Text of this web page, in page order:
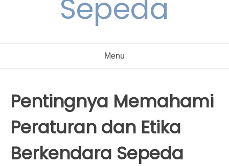
Sepeda
Menu
Pentingnya Memahami
Peraturan dan Etika
Berkendara Sepeda